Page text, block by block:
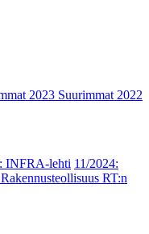
2023 Suurimmat 2022
INFRA-lehti 11/2024:
RT:n